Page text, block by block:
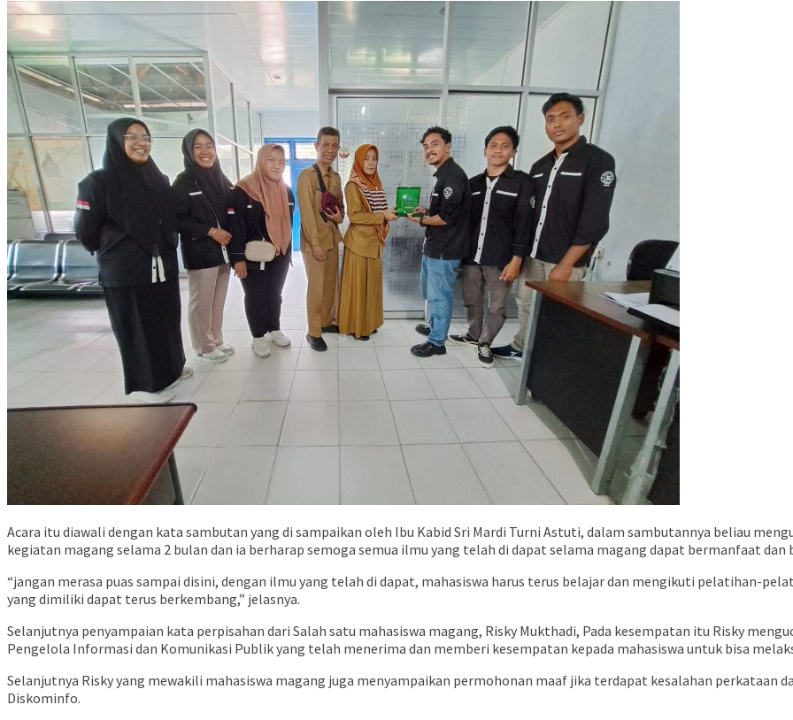
Acara itu diawali dengan kata sambutan yang di sampaikan oleh Ibu Kabid Sri Mardi Turni Astuti, dalam sambutannya beliau
kegiatan magang selama 2 bulan dan ia berharap semoga semua ilmu yang telah di dapat selama magang dapat bermanfaat dan
“jangan merasa puas sampai disini, dengan ilmu yang telah di dapat, mahasiswa harus terus belajar dan mengikuti pelatihan-
yang dimiliki dapat terus berkembang,” jelasnya.
Selanjutnya penyampaian kata perpisahan dari Salah satu mahasiswa magang, Risky Mukthadi, Pada kesempatan itu Risky
Pengelola Informasi dan Komunikasi Publik yang telah menerima dan memberi kesempatan kepada mahasiswa untuk bisa
Selanjutnya Risky yang mewakili mahasiswa magang juga menyampaikan permohonan maaf jika terdapat kesalahan perkataan
Diskominfo.